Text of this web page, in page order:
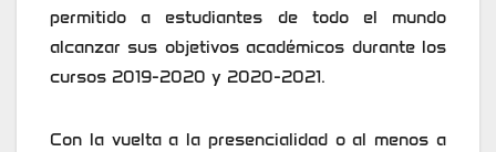
permitido a estudiantes de todo el mundo
alcanzar sus objetivos académicos durante los
cursos 2019-2020 y 2020-2021.
Con la vuelta a la presencialidad o al menos a